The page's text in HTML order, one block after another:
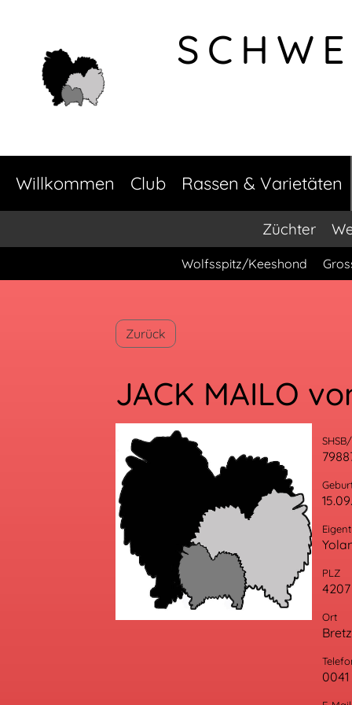
Willkommen Club Rassen & Varietäten
Züchter
Wolfsspitz/Keeshond
Zurück
JACK MAILO
PLZ
4207
Ort
0041